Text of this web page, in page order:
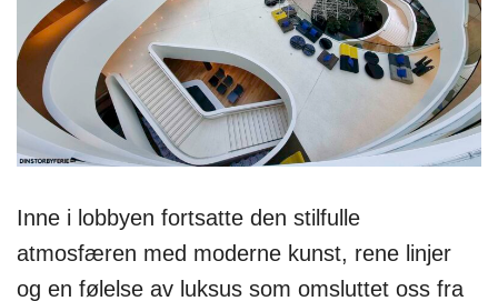
Inne i lobbyen fortsatte den stilfulle
atmosfæren med moderne kunst, rene linjer
og en følelse av luksus som omsluttet oss fra